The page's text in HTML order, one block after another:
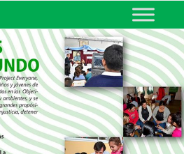
DE EDUCACIÓN